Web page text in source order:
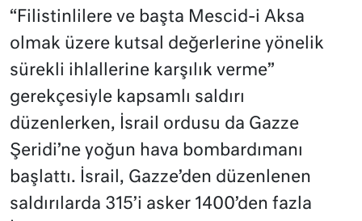
“Filistinlilere ve başta Mescid-i Aksa
olmak üzere kutsal değerlerine yönelik
sürekli ihlallerine karşılık verme”
gerekçesiyle kapsamlı saldırı
düzenlerken, İsrail ordusu da Gazze
Şeridi’ne yoğun hava bombardımanı
başlattı. İsrail, Gazze’den düzenlenen
saldırılarda 315’i asker 1400’den fazla